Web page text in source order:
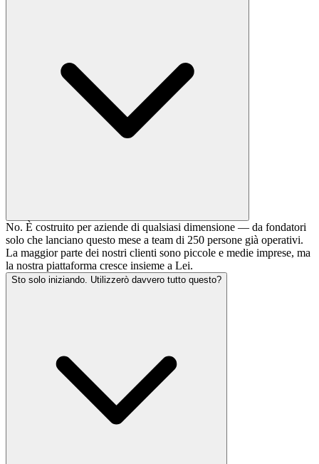
No. È costruito per aziende di qualsiasi dimensione — da fondatori
solo che lanciano questo mese a team di 250 persone già operativi.
La maggior parte dei nostri clienti sono piccole e medie imprese, ma
la nostra piattaforma cresce insieme a Lei.
Sto solo iniziando. Utilizzerò davvero tutto questo?